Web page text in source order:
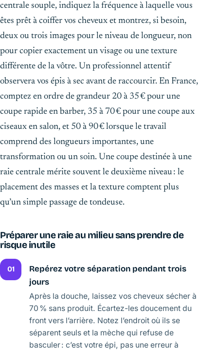
centrale souple, indiquez la fréquence à laquelle vous
êtes prêt à coiffer vos cheveux et montrez, si besoin,
deux ou trois images pour le niveau de longueur, non
pour copier exactement un visage ou une texture
différente de la vôtre. Un professionnel attentif
observera vos épis à sec avant de raccourcir. En France,
comptez en ordre de grandeur 20 à 35 € pour une
coupe rapide en barber, 35 à 70 € pour une coupe aux
ciseaux en salon, et 50 à 90 € lorsque le travail
comprend des longueurs importantes, une
transformation ou un soin. Une coupe destinée à une
raie centrale mérite souvent le deuxième niveau : le
placement des masses et la texture comptent plus
qu’un simple passage de tondeuse.
Préparer une raie au milieu sans prendre de
risque inutile
01
Repérez votre séparation pendant trois
jours
Après la douche, laissez vos cheveux sécher à
70 % sans produit. Écartez-les doucement du
front vers l’arrière. Notez l’endroit où ils se
séparent seuls et la mèche qui refuse de
basculer : c’est votre épi, pas une erreur à